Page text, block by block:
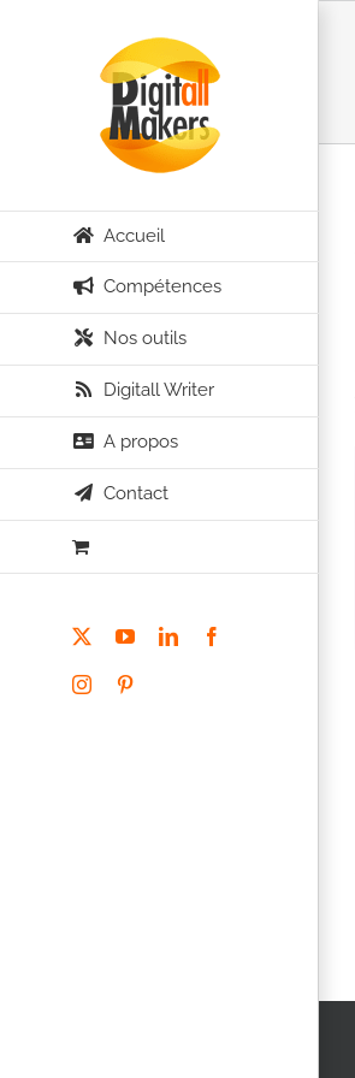
Accueil
Compétences
Nos outils
Digitall Writer
A propos
Contact
YouTubeLinkedIn
Instagram